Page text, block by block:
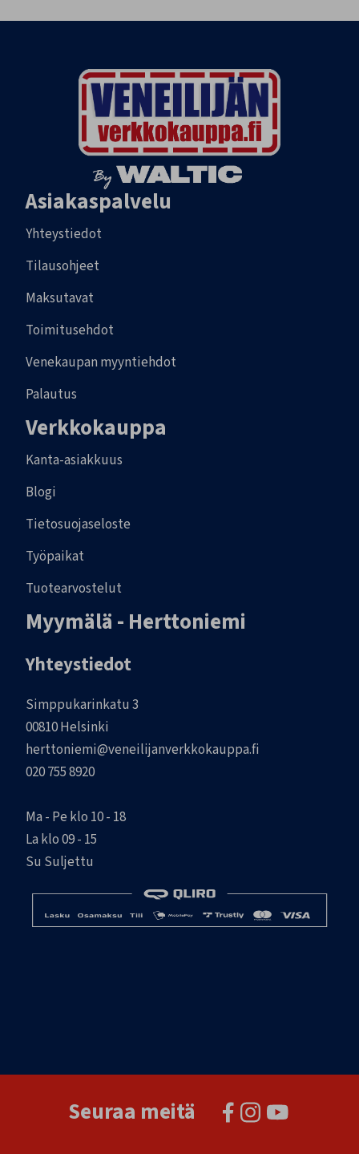
Asiakaspalvelu
Yhteystiedot
Tilausohjeet
Maksutavat
Toimitusehdot
Venekaupan myyntiehdot
Palautus
Verkkokauppa
Kanta-asiakkuus
Blogi
Tietosuojaseloste
Työpaikat
Tuotearvostelut
Myymälä - Herttoniemi
Yhteystiedot
Simppukarinkatu 3
00810 Helsinki
herttoniemi@veneilijanverkkokauppa.fi
020 755 8920
Ma - Pe klo 10 - 18
La klo 09 - 15
Su Suljettu
Seuraa meitä